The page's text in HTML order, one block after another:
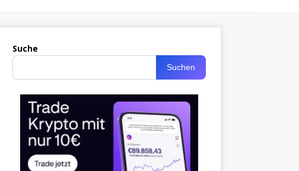
Suche
Suchen